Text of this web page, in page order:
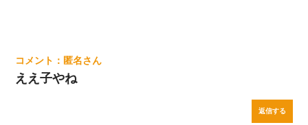
匿名
ええ子やね
返信する